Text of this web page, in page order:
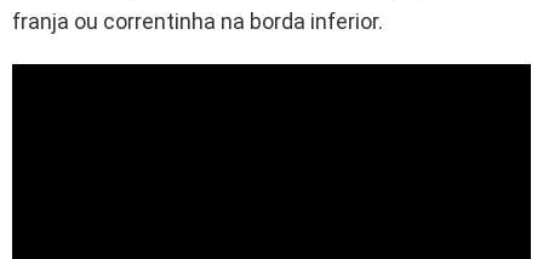
franja ou correntinha na borda inferior.